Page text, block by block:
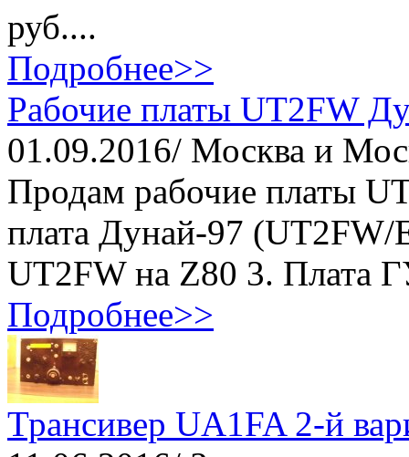
руб....
Подробнее>>
Рабочие платы UT2FW
01.09.2016/ Москва и
Продам рабочие платы
плата Дунай-97 (UT2FW/
UT2FW на Z80 3. Плата
Подробнее>>
Трансивер UA1FA 2-й